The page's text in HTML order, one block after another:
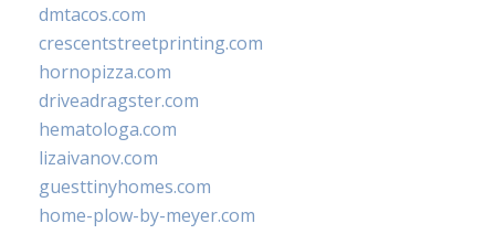
dmtacos.com
crescentstreetprinting.com
hornopizza.com
driveadragster.com
hematologa.com
lizaivanov.com
guesttinyhomes.com
home-plow-by-meyer.com